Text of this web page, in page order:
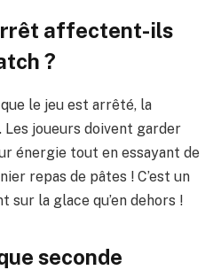
affectent-ils
?
le jeu est arrêté, la
Les joueurs doivent garder
énergie tout en essayant de
repas de pâtes ! C’est un
sur la glace qu’en dehors !
seconde